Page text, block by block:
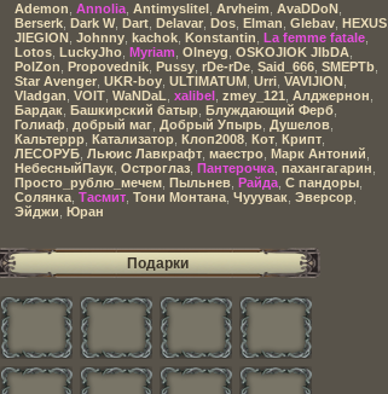
Ademon Annolia, Antimyslitel, Arvheim AvaDDoN,
Berserk, Dark W, Dart, Delavar, Dos, Elman Glebav, HEXUS,
JIEGION, Johnny, kachok, Konstantin La femme fatale,
Lotos, LuckyJho, Myriam Olneyg OSKOJIOK JIbDA
PolZon Propovednik, Pussy, rDe-rDe, Said_666, SMEPTb,
Star Avenger, UKR-boy, ULTIMATUM, Urri, VAVIJION,
Vladgan VOIT, WaNDaL xalibel, zmey_121 Алджернон
Бардак, Башкирский батыр, Блуждающий Ферб,
Голиаф
добрый маг, Добрый Упырь, Душелов,
Кальтеррр, Катализатор, Клоп2008, Кот, Крипт,
ЛЕСОРУБ, Льюис Лавкрафт, маестро, Марк Антоний
НебесныйПаук, Остроглаз, Пантерочка, пахангагарин
Просто_рублю_мечем, Пыльнев, Райда, С пандоры,
Солянка, Тасмит, Тони Монтана, Чууувак, Эверсор,
Эйджи Юран
Подарки